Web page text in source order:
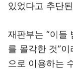
있었다고 추단
재판부는 “이들
를 몰각한 것”
으로 이용하는